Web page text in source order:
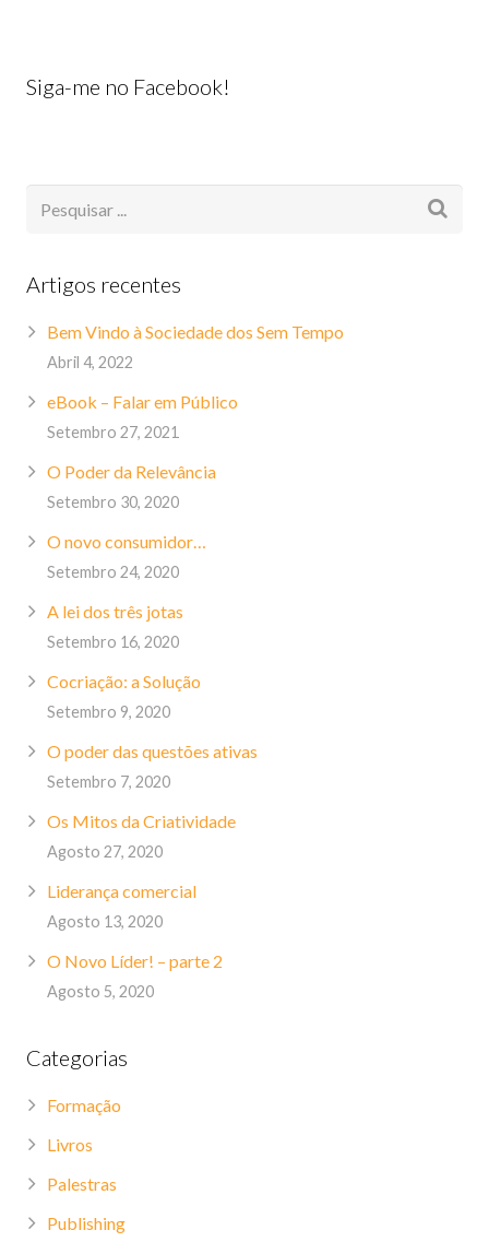
Siga-me no Facebook!
Artigos recentes
Bem Vindo à Sociedade dos Sem Tempo
Abril 4, 2022
eBook – Falar em Público
Setembro 27, 2021
O Poder da Relevância
Setembro 30, 2020
O novo consumidor…
Setembro 24, 2020
A lei dos três jotas
Setembro 16, 2020
Cocriação: a Solução
Setembro 9, 2020
O poder das questões ativas
Setembro 7, 2020
Os Mitos da Criatividade
Agosto 27, 2020
Liderança comercial
Agosto 13, 2020
O Novo Líder! – parte 2
Agosto 5, 2020
Categorias
Formação
Livros
Palestras
Publishing